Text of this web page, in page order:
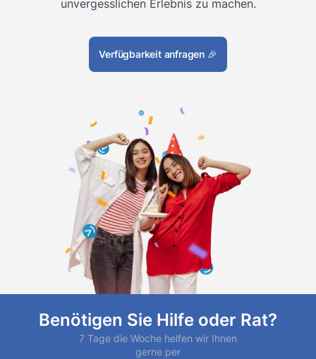
unvergesslichen Erlebnis zu machen.
Verfügbarkeit anfragen 🎉
Benötigen Sie Hilfe oder Rat?
7 Tage die Woche helfen wir Ihnen
gerne per